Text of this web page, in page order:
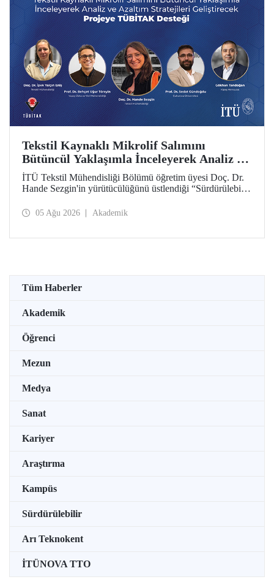
Tekstil Kaynaklı Mikrolif Salımını
Bütüncül Yaklaşımla İnceleyerek Analiz ve
Azaltım Stratejileri Geliştirecek Projeye
TÜBİTAK Desteği
İTÜ Tekstil Mühendisliği Bölümü öğretim üyesi Doç. Dr.
Hande Sezgin'in yürütücülüğünü üstlendiği “Sürdürülebilir
Koşullarına Bağlı Mikrolif Salımı: Aşınma, UV Maruziyeti
05 Ağu 2026 Akademik
Tüm Haberler
Akademik
Öğrenci
Mezun
Medya
Sanat
Kariyer
Araştırma
Kampüs
Sürdürülebilir
Arı Teknokent
İTÜNOVA TTO